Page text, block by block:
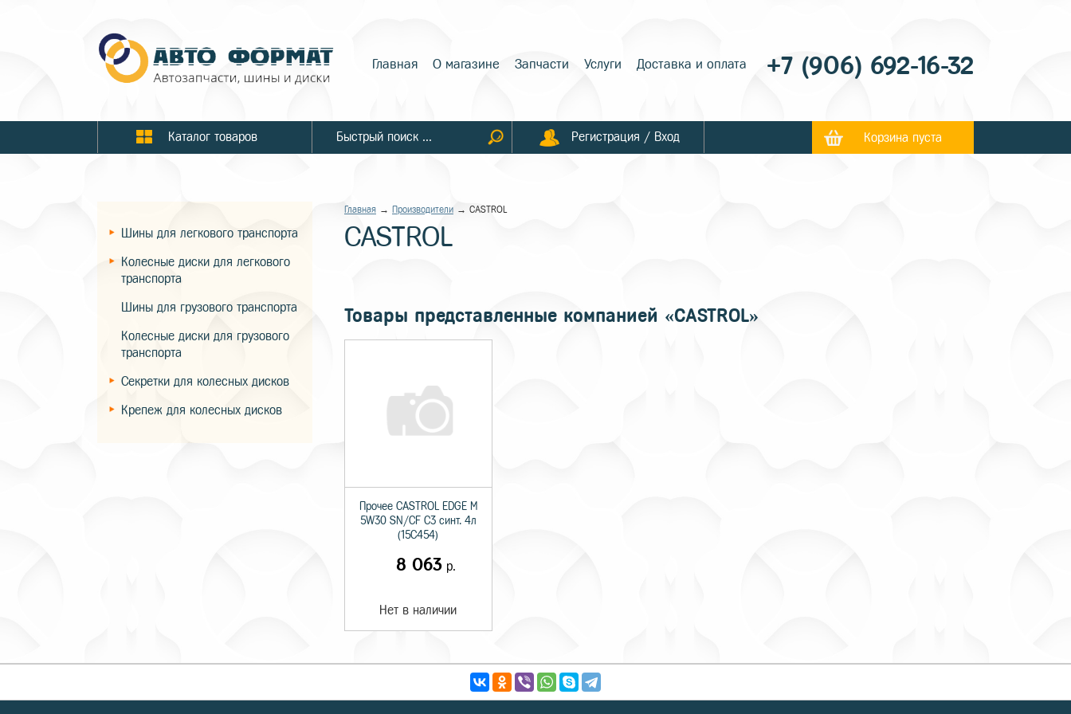
Главная О магазине Запчасти Услуги Доставка и оплата +7 (906) 692-16-32
Каталог товаров Регистрация / Вход Корзина пуста
Шины для легкового транспорта
Колесные диски для легкового
транспорта
Шины для грузового транспорта
Колесные диски для грузового
транспорта
Секретки для колесных дисков
Крепеж для колесных дисков
Главная → Производители → CASTROL
CASTROL
Товары представленные компанией «CASTROL»
Прочее CASTROL EDGE M
5W30 SN/CF C3 синт. 4л
(15C454)
8 063 р.
Нет в наличии